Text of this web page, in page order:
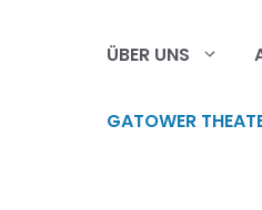
ÜBER UNS
GATOWER